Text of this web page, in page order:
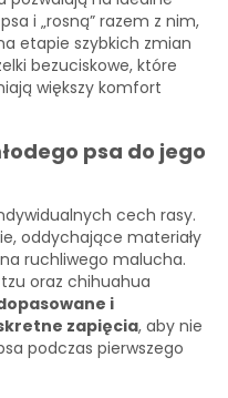
i „rosną” razem z nim,
etapie szybkich zmian
bezuciskowe, które
większy komfort
psa do jego
cech rasy.
oddychające materiały
na ruchliwego malucha.
oraz chihuahua
i
zapięcia, aby nie
podczas pierwszego